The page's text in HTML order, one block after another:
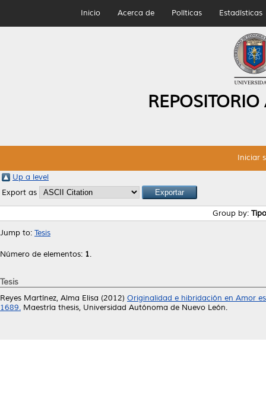
Inicio Acerca de Políticas Estadísticas
Iniciar
Up a level
Export as
Group by:
Jump to: Tesis
Número de elementos: 1.
Tesis
Reyes Martínez, Alma Elisa (2012) Originalidad e hibridación en Amor
1689. Maestría thesis, Universidad Autónoma de Nuevo León.